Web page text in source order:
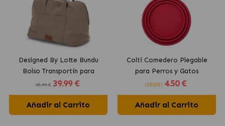
Designed By Lotte Bundu
Bolso Transportín para
Perros Color Beige
49.99 € 39.99 €
Añadir al Carrito
Colti Comedero Plegable
para Perros y Gatos
(DESDE) 4.50 €
Añadir al Carrito